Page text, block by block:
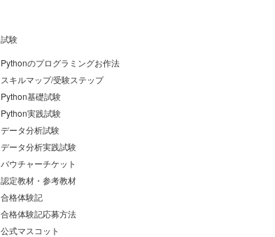
試験
Pythonのプログラミングお作法
スキルマップ/受験ステップ
Python基礎試験
Python実践試験
データ分析試験
データ分析実践試験
バウチャーチケット
認定教材・参考教材
合格体験記
合格体験記応募方法
公式マスコット